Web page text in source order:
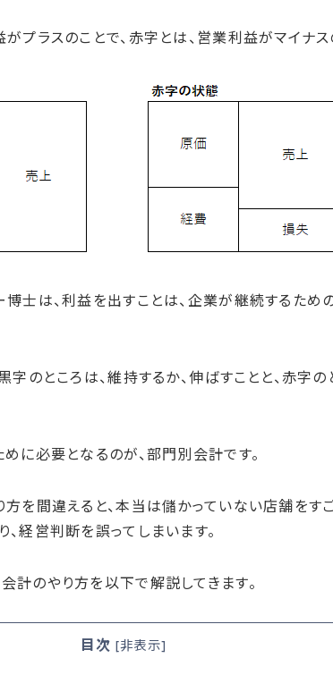
プラスのことで、赤字とは、営業利益がマイナス
士は、利益を出すことは、企業が継続するため
字のところは、維持するか、伸ばすことと、赤字
に必要となるのが、部門別会計です。
を間違えると、本当は儲かっていない店舗をす
経営判断を誤ってしまいます。
計のやり方を以下で解説してきます。
目次 [非表示]